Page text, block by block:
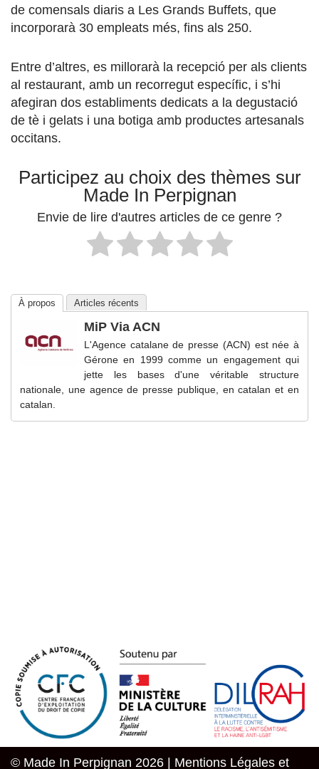
de comensals diaris a Les Grands Buffets, que
incorporarà 30 empleats més, fins als 250.
Entre d’altres, es millorarà la recepció per als clients
al restaurant, amb un recorregut específic, i s’hi
afegiran dos establiments dedicats a la degustació
de tè i gelats i una botiga amb productes artesanals
occitans.
Participez au choix des thèmes sur
Made In Perpignan
Envie de lire d'autres articles de ce genre ?
À propos Articles récents
MiP Via ACN
L'Agence catalane de presse (ACN) est née à
Gérone en 1999 comme un engagement qui
jette les bases d'une véritable structure
nationale, une agence de presse publique, en catalan et en
catalan.
© Made In Perpignan 2026 | Mentions Légales et